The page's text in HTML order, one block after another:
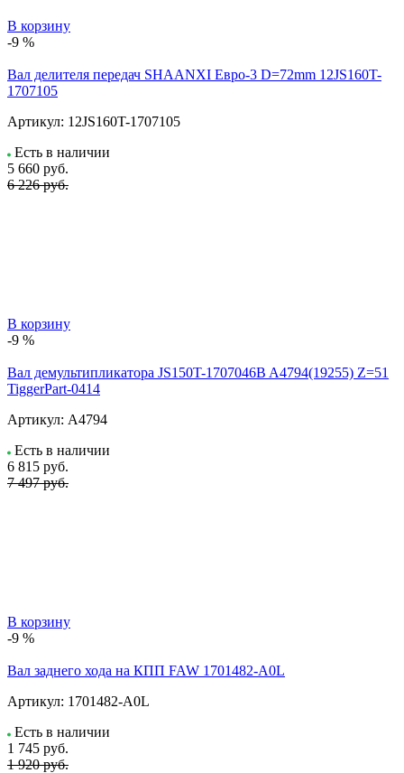
В корзину
-9 %
Вал делителя передач SHAANXI Евро-3 D=72mm 12JS160T-
1707105
Артикул: 12JS160T-1707105
Есть в наличии
5 660 руб.
6 226 руб.
В корзину
-9 %
Вал демультипликатора JS150T-1707046B A4794(19255) Z=51
TiggerPart-0414
Артикул: A4794
Есть в наличии
6 815 руб.
7 497 руб.
В корзину
-9 %
Вал заднего хода на КПП FAW 1701482-A0L
Артикул: 1701482-A0L
Есть в наличии
1 745 руб.
1 920 руб.